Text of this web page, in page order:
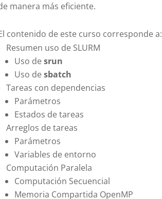
manera más eficiente.
contenido de este curso corresponde a:
Resumen uso de SLURM
Uso desrun
Uso desbatch
Tareas con dependencias
Parámetros
Estados de tareas
Arreglos de tareas
Parámetros
Variables de entorno
Computación Paralela
Computación Secuencial
Memoria Compartida OpenMP